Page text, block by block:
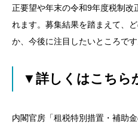
正要望や年末の令和9年度税制改
れます。募集結果を踏まえて、
か、今後に注目したいところです
▼詳しくはこちら
内閣官房「租税特別措置・補助